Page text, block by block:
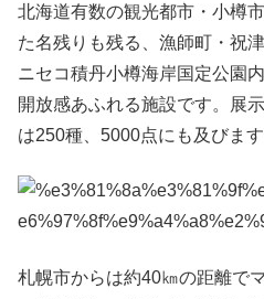
北海道有数の観光都市・小樽
た名残りも残る、漁師町・祝
ニセコ積丹小樽海岸国定公園
開放感あふれる施設です。展
は250種、5000点にも及びます
札幌市からは約40㎞の距離で